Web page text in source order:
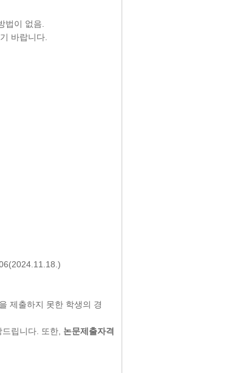
법이 없음.
바랍니다.
제출하지 못한 학생의 경
립니다. 또한, 논문제출자격